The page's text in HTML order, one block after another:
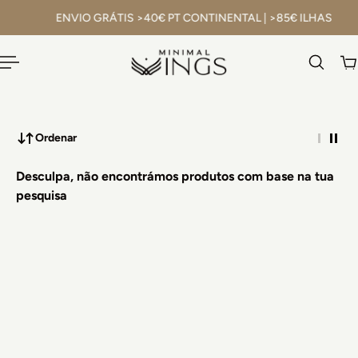
ENVIO GRÁTIS >40€ PT CONTINENTAL | >85€ ILHAS
Ordenar
Desculpa, não encontrámos produtos com base na tua
pesquisa